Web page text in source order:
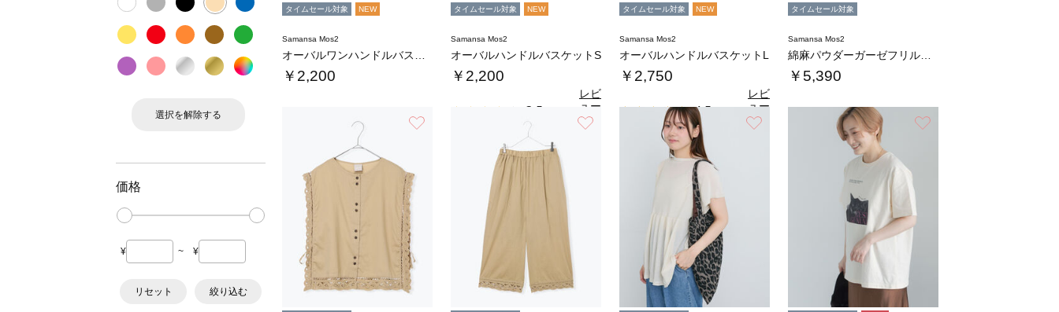
選択を解除する
価格
¥ ~ ¥
リセット 絞り込む
タイムセール対象 NEW
Samansa Mos2
￥2,200
タイムセール対象 NEW
Samansa Mos2
オーバルハンドルバスケットS
￥2,200
3.5
レビ
ュー
を見
る
タイムセール対象 NEW
Samansa Mos2
オーバルハンドルバスケットL
￥2,750
4.5（4）
レビ
ュー
を見
る
タイムセール対象
Samansa Mos2
￥5,390